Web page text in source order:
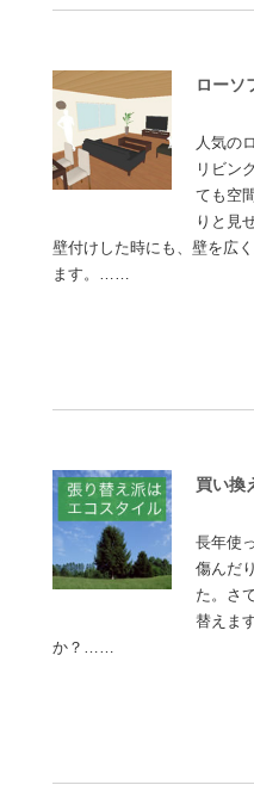
ローソ
人気の
リビン
ても空
りと見
壁付けした時にも、壁を広
ます。……
買い換
長年使
傷んだ
た。さ
替えま
か？……